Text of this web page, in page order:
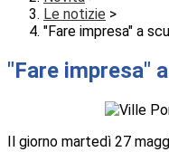
Le notizie >
"Fare impresa" a
"Fare impresa"
Il giorno martedì 27